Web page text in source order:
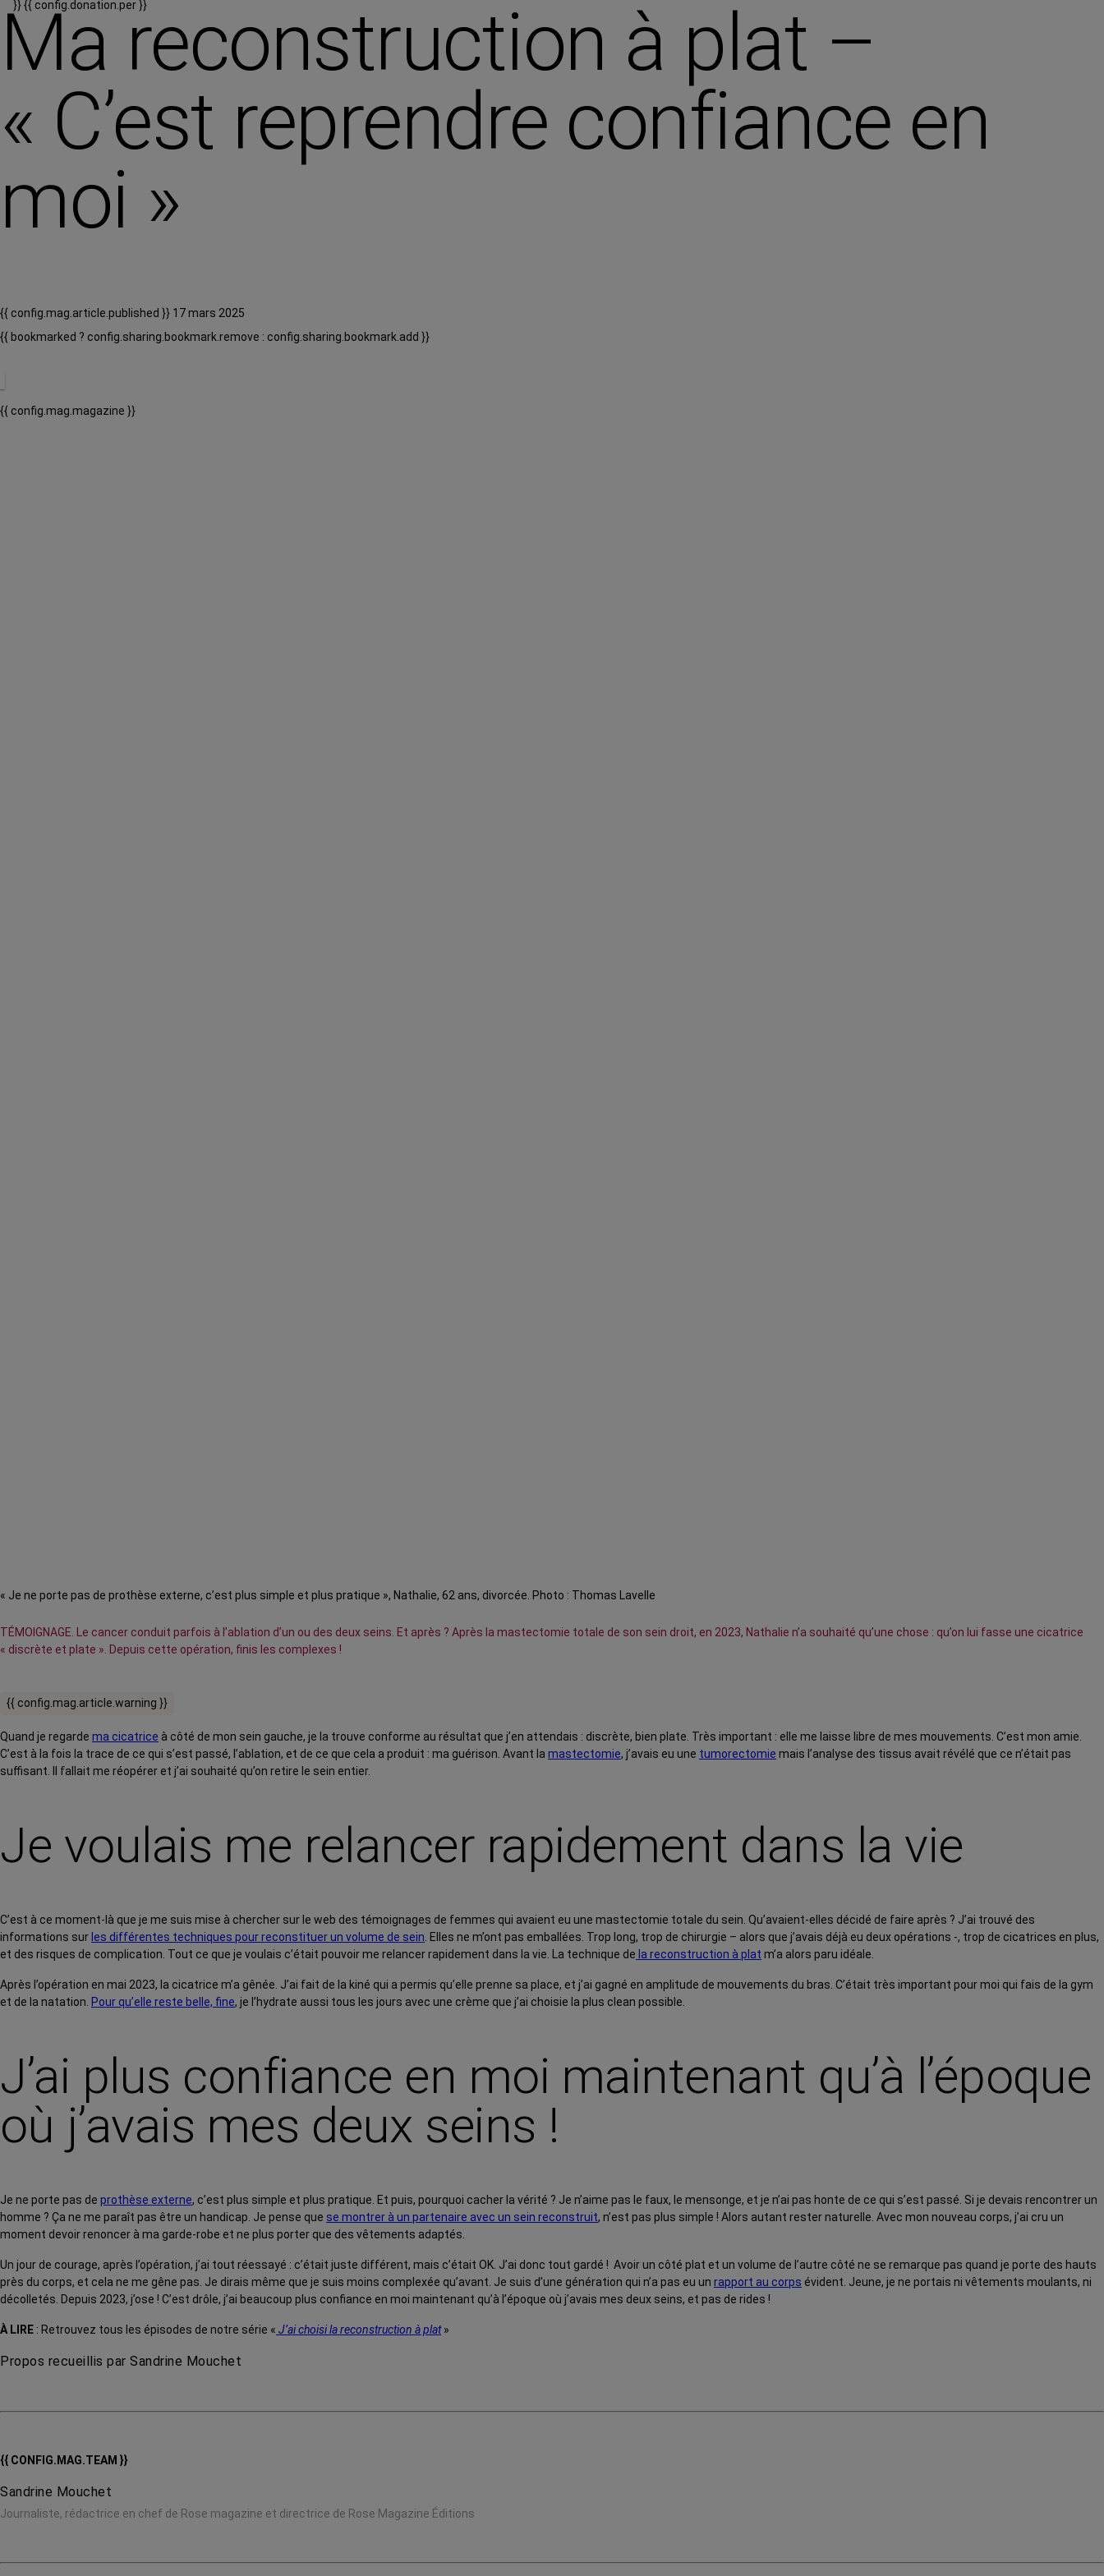
}}{{ config.donation.per }}
Ma reconstruction à plat –
« C’est reprendre confiance en
moi »
{{ config.mag.article.published }} 17 mars 2025
{{ bookmarked ? config.sharing.bookmark.remove : config.sharing.bookmark.add }}
{{ config.mag.magazine }}
« Je ne porte pas de prothèse externe, c’est plus simple et plus pratique », Nathalie, 62 ans, divorcée. Photo : Thomas Lavelle
TÉMOIGNAGE. Le cancer conduit parfois à l’ablation d’un ou des deux seins. Et après ? Après la mastectomie totale de son sein droit, en 2023, Nathalie n’a souhaité qu’une chose : qu’on lui fasse une cicatrice
« discrète et plate ». Depuis cette opération, finis les complexes !
{{ config.mag.article.warning }}
Quand je regarde ma cicatrice à côté de mon sein gauche, je la trouve conforme au résultat que j’en attendais : discrète, bien plate. Très important : elle me laisse libre de mes mouvements. C’est mon amie.
C’est à la fois la trace de ce qui s’est passé, l’ablation, et de ce que cela a produit : ma guérison. Avant la mastectomie, j’avais eu une tumorectomie mais l’analyse des tissus avait révélé que ce n’était pas
suffisant. Il fallait me réopérer et j’ai souhaité qu’on retire le sein entier.
Je voulais me relancer rapidement dans la vie
C’est à ce moment-là que je me suis mise à chercher sur le web des témoignages de femmes qui avaient eu une mastectomie totale du sein. Qu’avaient-elles décidé de faire après ? J’ai trouvé des
informations sur les différentes techniques pour reconstituer un volume de sein . Elles ne m’ont pas emballées. Trop long, trop de chirurgie – alors que j’avais déjà eu deux opérations -, trop de cicatrices en plus,
et des risques de complication. Tout ce que je voulais c’était pouvoir me relancer rapidement dans la vie. La technique de la reconstruction à plat m’a alors paru idéale.
Après l’opération en mai 2023, la cicatrice m’a gênée. J’ai fait de la kiné qui a permis qu’elle prenne sa place, et j’ai gagné en amplitude de mouvements du bras. C’était très important pour moi qui fais de la gym
et de la natation. Pour qu’elle reste belle, fine, je l’hydrate aussi tous les jours avec une crème que j’ai choisie la plus clean possible.
J’ai plus confiance en moi maintenant qu’à l’époque
où j’avais mes deux seins !
Je ne porte pas de prothèse externe, c’est plus simple et plus pratique. Et puis, pourquoi cacher la vérité ? Je n’aime pas le faux, le mensonge, et je n’ai pas honte de ce qui s’est passé. Si je devais rencontrer un
homme ? Ça ne me paraît pas être un handicap. Je pense que se montrer à un partenaire avec un sein reconstruit, n’est pas plus simple ! Alors autant rester naturelle. Avec mon nouveau corps, j’ai cru un
moment devoir renoncer à ma garde-robe et ne plus porter que des vêtements adaptés.
Un jour de courage, après l’opération, j’ai tout réessayé : c’était juste différent, mais c’était OK. J’ai donc tout gardé ! Avoir un côté plat et un volume de l’autre côté ne se remarque pas quand je porte des hauts
près du corps, et cela ne me gêne pas. Je dirais même que je suis moins complexée qu’avant. Je suis d’une génération qui n’a pas eu un rapport au corps évident. Jeune, je ne portais ni vêtements moulants, ni
décolletés. Depuis 2023, j’ose ! C’est drôle, j’ai beaucoup plus confiance en moi maintenant qu’à l’époque où j’avais mes deux seins, et pas de rides !
À LIRE : Retrouvez tous les épisodes de notre série « J’ai choisi la reconstruction à plat»
Propos recueillis par Sandrine Mouchet
{{ CONFIG.MAG.TEAM }}
Sandrine Mouchet
Journaliste, rédactrice en chef de Rose magazine et directrice de Rose Magazine Éditions